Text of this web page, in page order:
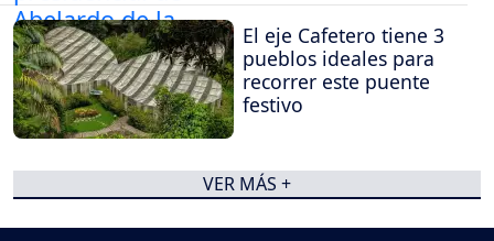
El eje Cafetero tiene 3
pueblos ideales para
recorrer este puente
festivo
VER MÁS +